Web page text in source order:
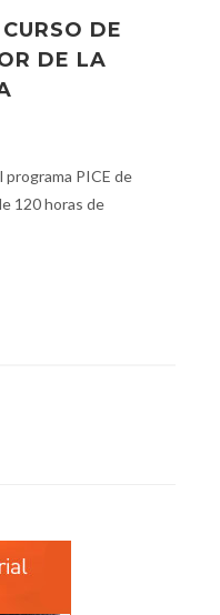
DE
DE LA
programa PICE de
120 horas de